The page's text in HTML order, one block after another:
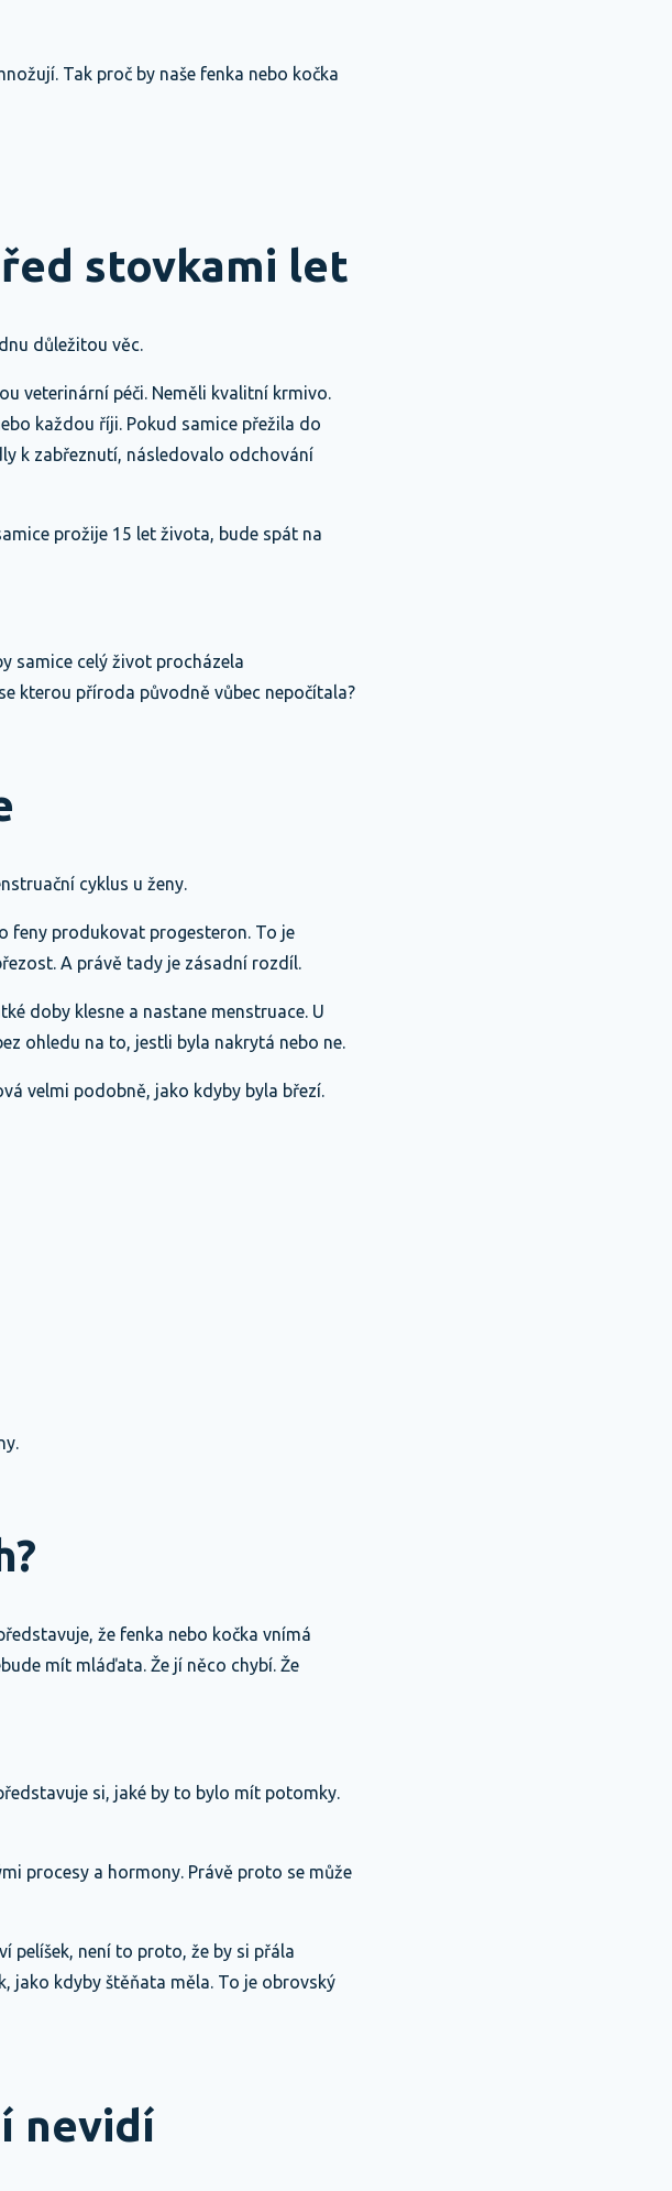
Tak proč by naše fenka nebo kočka
stovkami let
důležitou věc.
veterinární péči. Neměli kvalitní krmivo.
každou říji. Pokud samice přežila do
k zabřeznutí, následovalo odchování
prožije 15 let života, bude spát na
samice celý život procházela
kterou příroda původně vůbec nepočítala?
cyklus u ženy.
feny produkovat progesteron. To je
A právě tady je zásadní rozdíl.
doby klesne a nastane menstruace. U
ohledu na to, jestli byla nakrytá nebo ne.
velmi podobně, jako kdyby byla březí.
že fenka nebo kočka vnímá
mít mláďata. Že jí něco chybí. Že
si, jaké by to bylo mít potomky.
procesy a hormony. Právě proto se může
pelíšek, není to proto, že by si přála
jako kdyby štěňata měla. To je obrovský
nevidí